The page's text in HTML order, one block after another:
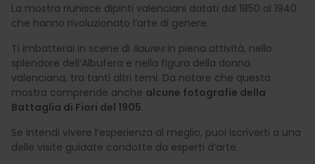
La mostra riunisce dipinti valenciani datati dal 1850 al 1940
che hanno rivoluzionato l’arte di genere.
Ti imbatterai in scene di llauresin piena attività, nello
splendore dell’Albufera e nella figura della donna
valenciana, tra tanti altri temi. Da notare che questa
mostra comprende anche alcune fotografie della
Battaglia di Fiori del 1905.
Se intendi vivere l’esperienza al meglio, puoi iscriverti a una
delle visite guidate condotte da esperti d’arte.